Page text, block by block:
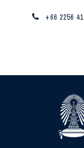
+66 2256